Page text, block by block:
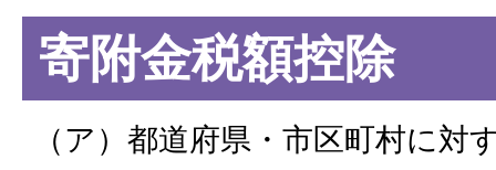
寄附金税額控除
（ア）都道府県・市区町村に対